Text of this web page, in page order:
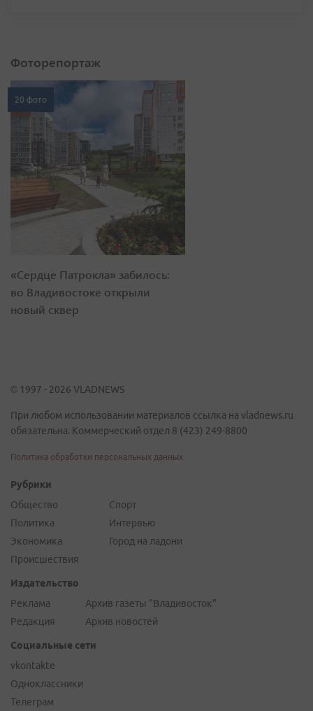
Фоторепортаж
20 фото
«Сердце Патрокла» забилось:
во Владивостоке открыли
новый сквер
© 1997 - 2026 VLADNEWS
При любом использовании материалов ссылка на vladnews.ru
обязательна. Коммерческий отдел 8 (423) 249-8800
Политика обработки персональных данных
Рубрики
Общество
Политика
Экономика
Происшествия
Спорт
Интервью
Город на ладони
Издательство
Реклама
Редакция
Архив газеты "Владивосток"
Архив новостей
Социальные сети
vkontakte
Одноклассники
Телеграм